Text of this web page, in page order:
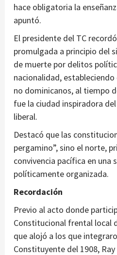
hace obligatoria la
apuntó.
El presidente del TC
promulgada a principio del
de muerte por delitos
nacionalidad, estableciendo
no dominicanos, al tiempo
fue la ciudad inspiradora
liberal.
Destacó que las
pergamino”, sino el norte,
convivencia pacífica en una
políticamente organizada.
Recordación
Previo al acto donde
Constitucional frental local
que alojó a los que
Constituyente del 1908,